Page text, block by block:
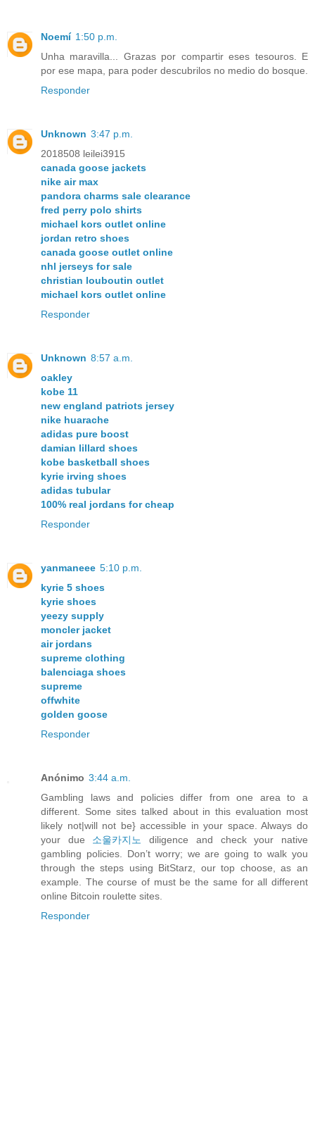
Noemí 1:50 p.m.
Unha maravilla... Grazas por compartir eses tesouros. E
por ese mapa, para poder descubrilos no medio do bosque.
Responder
Unknown 3:47 p.m.
2018508 leilei3915
canada goose jackets
nike air max
pandora charms sale clearance
fred perry polo shirts
michael kors outlet online
jordan retro shoes
canada goose outlet online
nhl jerseys for sale
christian louboutin outlet
michael kors outlet online
Responder
Unknown 8:57 a.m.
oakley
kobe 11
new england patriots jersey
nike huarache
adidas pure boost
damian lillard shoes
kobe basketball shoes
kyrie irving shoes
adidas tubular
100% real jordans for cheap
Responder
yanmaneee 5:10 p.m.
kyrie 5 shoes
kyrie shoes
yeezy supply
moncler jacket
air jordans
supreme clothing
balenciaga shoes
supreme
offwhite
golden goose
Responder
Anónimo 3:44 a.m.
Gambling laws and policies differ from one area to a
different. Some sites talked about in this evaluation most
likely not|will not be} accessible in your space. Always do
your due 소울카지노
diligence and check your native
gambling policies. Don’t worry; we are going to walk you
through the steps using BitStarz, our top choose, as an
example. The course of must be the same for all different
online Bitcoin roulette sites.
Responder